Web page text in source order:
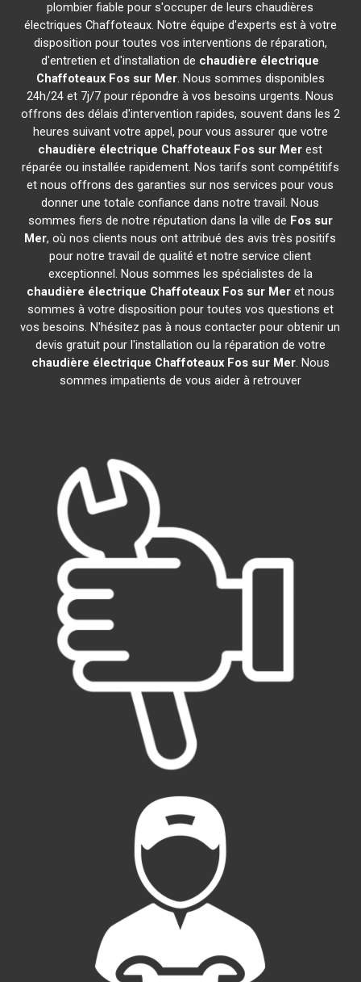
plombier fiable pour s'occuper de leurs chaudières
électriques Chaffoteaux. Notre équipe d'experts est à votre
disposition pour toutes vos interventions de réparation,
d'entretien et d'installation de chaudière électrique
Chaffoteaux Fos sur Mer. Nous sommes disponibles
24h/24 et 7j/7 pour répondre à vos besoins urgents. Nous
offrons des délais d'intervention rapides, souvent dans les 2
heures suivant votre appel, pour vous assurer que votre
chaudière électrique Chaffoteaux Fos sur Mer est
réparée ou installée rapidement. Nos tarifs sont compétitifs
et nous offrons des garanties sur nos services pour vous
donner une totale confiance dans notre travail. Nous
sommes fiers de notre réputation dans la ville de Fos sur
Mer, où nos clients nous ont attribué des avis très positifs
pour notre travail de qualité et notre service client
exceptionnel. Nous sommes les spécialistes de la
chaudière électrique Chaffoteaux Fos sur Meret nous
sommes à votre disposition pour toutes vos questions et
vos besoins. N'hésitez pas à nous contacter pour obtenir un
devis gratuit pour l'installation ou la réparation de votre
chaudière électrique Chaffoteaux Fos sur Mer. Nous
sommes impatients de vous aider à retrouver